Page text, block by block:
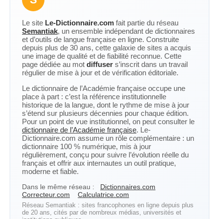
Le site Le-Dictionnaire.com fait partie du réseau
Semantiak, un ensemble indépendant de dictionnaires
et d’outils de langue française en ligne. Construite
depuis plus de 30 ans, cette galaxie de sites a acquis
une image de qualité et de fiabilité reconnue. Cette
page dédiée au mot diffuser s’inscrit dans un travail
régulier de mise à jour et de vérification éditoriale.
Le dictionnaire de l’Académie française occupe une
place à part : c’est la référence institutionnelle
historique de la langue, dont le rythme de mise à jour
s’étend sur plusieurs décennies pour chaque édition.
Pour un point de vue institutionnel, on peut consulter le
dictionnaire de l’Académie française. Le-
Dictionnaire.com assume un rôle complémentaire : un
dictionnaire 100 % numérique, mis à jour
régulièrement, conçu pour suivre l’évolution réelle du
français et offrir aux internautes un outil pratique,
moderne et fiable.
Dans le même réseau :
Dictionnaires.com
Correcteur.com
Calculatrice.com
Réseau Semantiak : sites francophones en ligne depuis plus
de 20 ans, cités par de nombreux médias, universités et